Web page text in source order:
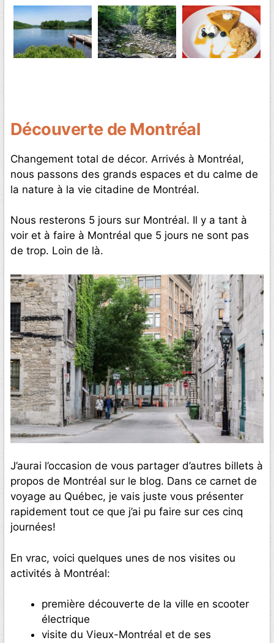
Découverte de Montréal
Changement total de décor. Arrivés à Montréal,
nous passons des grands espaces et du calme de
la nature à la vie citadine de Montréal.
Nous resterons 5 jours sur Montréal. Il y a tant à
voir et à faire à Montréal que 5 jours ne sont pas
de trop. Loin de là.
J’aurai l’occasion de vous partager d’autres billets à
propos de Montréal sur le blog. Dans ce carnet de
voyage au Québec, je vais juste vous présenter
rapidement tout ce que j’ai pu faire sur ces cinq
journées!
En vrac, voici quelques unes de nos visites ou
activités à Montréal:
première découverte de la ville en scooter
électrique
visite du Vieux-Montréal et de ses